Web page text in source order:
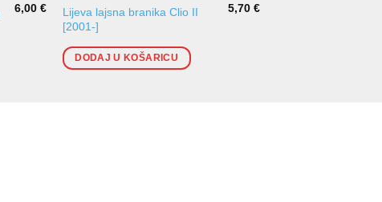
6,00 €
Lijeva lajsna branika Clio II
[2001-]
5,70€
DODAJ U KOŠARICU